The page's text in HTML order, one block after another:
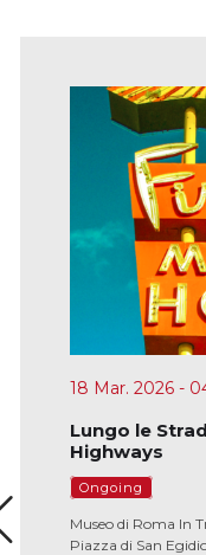
27 Mar. 2026 -
Sotto una
Repubblica
Paschetto
Limonaia di Villa